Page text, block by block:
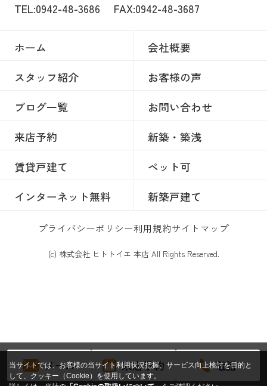
TEL:0942-48-3686
FAX:0942-48-3687
ホーム
会社概要
スタッフ紹介
お客様の声
ブログ一覧
お問い合わせ
来店予約
新築・築浅
賃貸戸建て
ペット可
インターネット無料
新築戸建て
プライバシーポリシー利用規約サイトマップ
(c) 株式会社 ヒトトイエ 本店 All Rights Reserved.
メール 来店予約 電話
当サイトでは、お客様の当サイト利用状況把握、サービス向上検討を目的と
して、クッキー（Cookie）を使用しています。